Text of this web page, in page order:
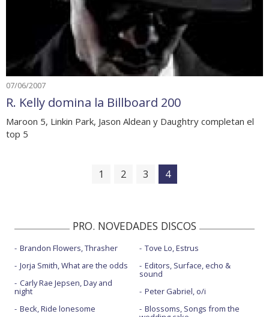
07/06/2007
R. Kelly domina la Billboard 200
Maroon 5, Linkin Park, Jason Aldean y Daughtry completan el
top 5
1 2 3 4
PRO. NOVEDADES DISCOS
Brandon Flowers, Thrasher
Jorja Smith, What are the odds
Carly Rae Jepsen, Day and
night
Beck, Ride lonesome
Tove Lo, Estrus
Editors, Surface, echo &
sound
Peter Gabriel, o/i
Blossoms, Songs from the